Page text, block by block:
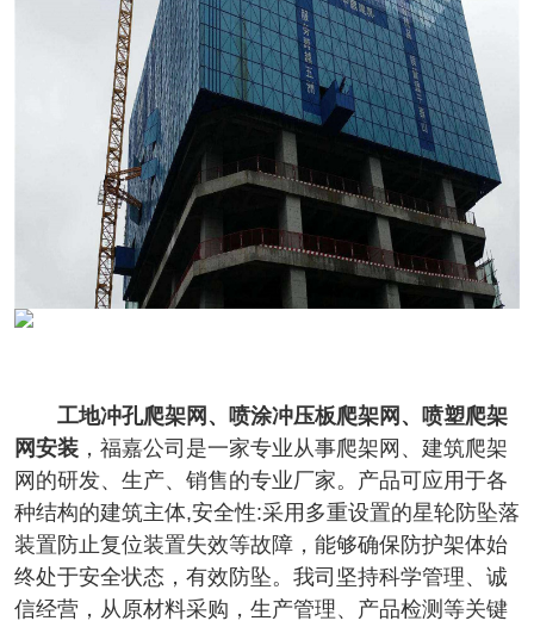
工地冲孔爬架网、喷涂冲压板爬架网、喷塑爬架
网安装，福嘉公司是一家专业从事爬架网、建筑爬架
网的研发、生产、销售的专业厂家。产品可应用于各
种结构的建筑主体,安全性:采用多重设置的星轮防坠落
装置防止复位装置失效等故障，能够确保防护架体始
终处于安全状态，有效防坠。我司坚持科学管理、诚
信经营，从原材料采购，生产管理、产品检测等关键